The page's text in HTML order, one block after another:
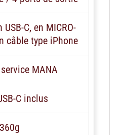
C, en MICRO-
câble type iPhone
MANA
C inclus
360g